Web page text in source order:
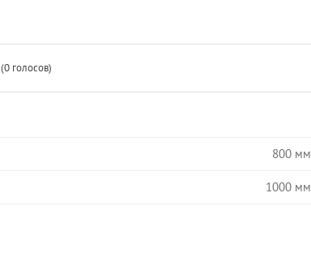
(0 голосов)
800 мм
1000 мм